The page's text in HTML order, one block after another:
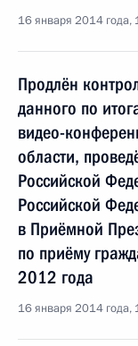
16 января 2014 года,
Продлён
данного по
видео-
области,
Российской
Российской
в Приёмной
по приёму
2012 года
16 января 2014 года,